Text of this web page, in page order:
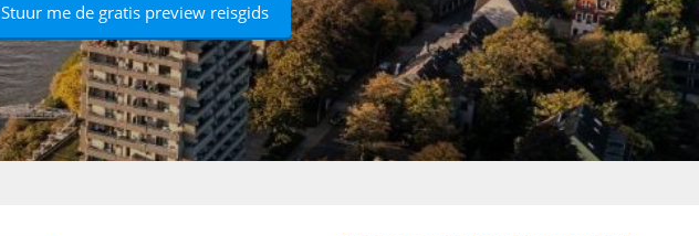
Stuur me de gratis preview reisgids